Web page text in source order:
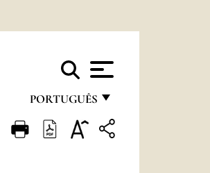
PORTUGUÊS
FRANÇAIS